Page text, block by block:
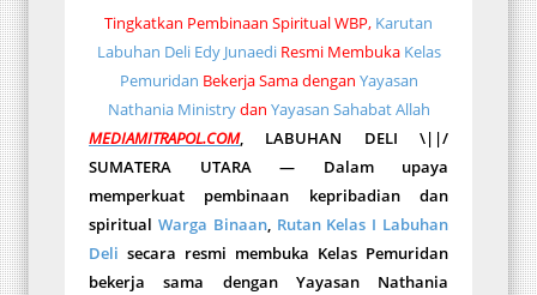
Tingkatkan Pembinaan Spiritual WBP, Karutan
Labuhan Deli Edy JunaediResmi Membuka Kelas
Pemuridan Bekerja Sama dengan Yayasan
Nathania Ministrydan Yayasan Sahabat Allah
MEDIAMITRAPOL.COM, LABUHAN DELI \||/
SUMATERA UTARA — Dalam upaya
memperkuat pembinaan kepribadian dan
spiritual Warga Binaan, Rutan Kelas I Labuhan
Deli secara resmi membuka Kelas Pemuridan
bekerja sama dengan Yayasan Nathania